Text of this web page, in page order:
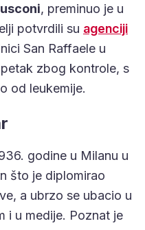
, preminuo je u
potvrdili su agenciji
San Raffaele u
zbog kontrole, s
od leukemije.
godine u Milanu u
što je diplomirao
a ubrzo se ubacio u
i u medije. Poznat je